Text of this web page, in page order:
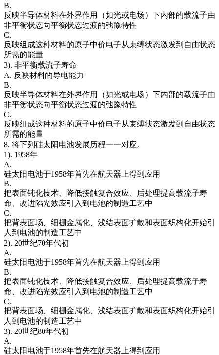
B.
反映半导体材料在外界作用（如光或电场）下内部的载流子由
非平衡状态向平衡状态过渡的弛豫特性
C.
反映组成这种材料的原子中价电子从束缚状态激发到自由状态
所需的能量
3). 非平衡载流子寿命
A. 反映材料的导电能力
B.
反映半导体材料在外界作用（如光或电场）下内部的载流子由
非平衡状态向平衡状态过渡的弛豫特性
C.
反映组成这种材料的原子中价电子从束缚状态激发到自由状态
所需的能量
8. 将下列硅太阳电池发展历程一一对应。
1). 1958年
A.
硅太阳电池于1958年首先在航天器上得到应用
B.
把表面钝化技术、降低接触复合效应、后处理提高载流子寿
命、改进陷光效应引入到电池的制造工艺中
C.
把背表面场、细栅金属化、浅结表面扩散和表面织构化开始引
人到电池的制造工艺中
2). 20世纪70年代初
A.
硅太阳电池于1958年首先在航天器上得到应用
B.
把表面钝化技术、降低接触复合效应、后处理提高载流子寿
命、改进陷光效应引入到电池的制造工艺中
C.
把背表面场、细栅金属化、浅结表面扩散和表面织构化开始引
人到电池的制造工艺中
3). 20世纪80年代初
A.
硅太阳电池于1958年首先在航天器上得到应用